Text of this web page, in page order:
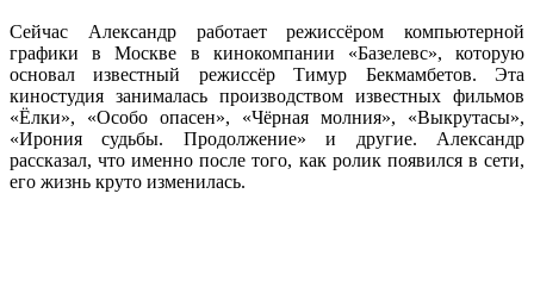
Сейчас Александр работает режиссёром компьютерной
графики в Москве в кинокомпании «Базелевс», которую
основал известный режиссёр Тимур Бекмамбетов. Эта
киностудия занималась производством известных фильмов
«Ёлки», «Особо опасен», «Чёрная молния», «Выкрутасы»,
«Ирония судьбы. Продолжение» и другие. Александр
рассказал, что именно после того, как ролик появился в сети,
его жизнь круто изменилась.